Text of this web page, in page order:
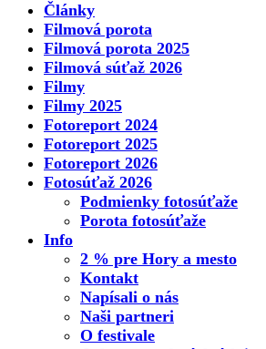
Články
Filmová porota
Filmová porota 2025
Filmová súťaž 2026
Filmy
Filmy 2025
Fotoreport 2024
Fotoreport 2025
Fotoreport 2026
Fotosúťaž 2026
Podmienky fotosúťaže
Porota fotosúťaže
Info
2 % pre Hory a mesto
Kontakt
Napísali o nás
Naši partneri
O festivale